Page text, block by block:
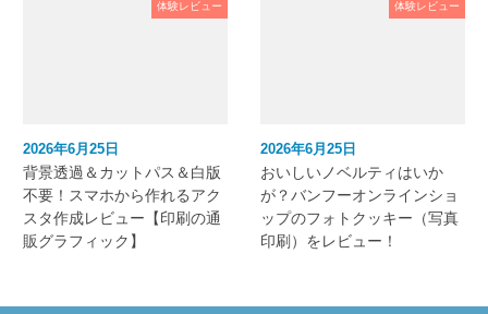
体験レビュー
2026年6月25日
背景透過＆カットパス＆白版
不要！スマホから作れるアク
スタ作成レビュー【印刷の通
販グラフィック】
体験レビュー
2026年6月25日
おいしいノベルティはいか
が？バンフーオンラインショ
ップのフォトクッキー（写真
印刷）をレビュー！